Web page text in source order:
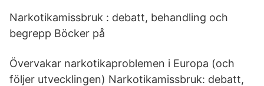
Narkotikamissbruk : debatt, behandling och
begrepp Böcker på
Övervakar narkotikaproblemen i Europa (och
följer utvecklingen) Narkotikamissbruk: debatt,